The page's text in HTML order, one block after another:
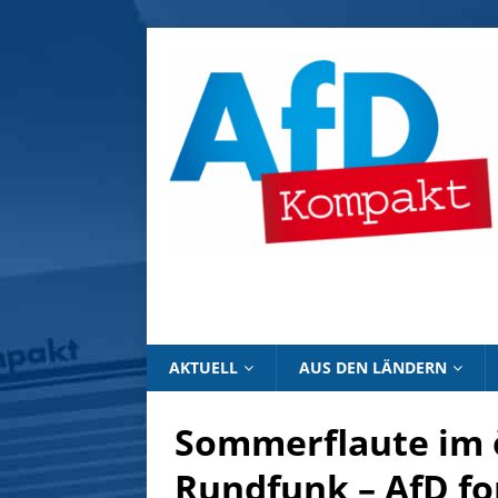
AKTUELL AUS DEN LÄNDERN
Sommerflaute
Rundfunk – AfD